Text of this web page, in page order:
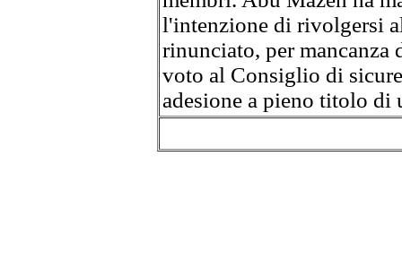
l'intenzione di rivolgersi
rinunciato, per mancanza
voto al Consiglio di
adesione a pieno titolo di